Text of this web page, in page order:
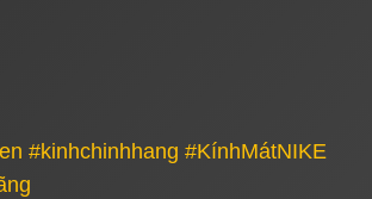
#kinhchinhhang #KínhMátNIKE